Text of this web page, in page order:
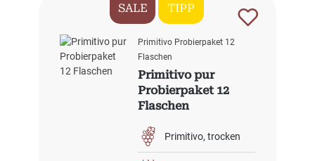
SALE TIPP
Primitivo Probierpaket 12
Flaschen
Primitivo pur
Probierpaket 12
Flaschen
Primitivo trocken